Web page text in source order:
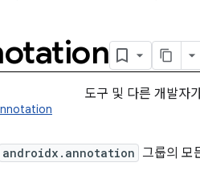
도구 및 다른 개발자
androidx.annotation 그룹의 모